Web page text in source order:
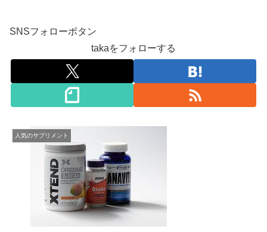
SNSフォローボタン
takaをフォローする
人気のサプリメント